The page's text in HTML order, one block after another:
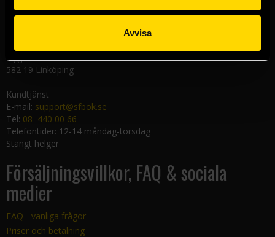
Avvisa
Södra Förstadsgatan 26
211 43 Malmö
Nygatan 20
582 19 Linköping
Kundtjänst
E-mail: support@sfbok.se
Tel: 08–440 00 66
Telefontider: 12-14 måndag-torsdag
Stängt helger
Försäljningsvillkor, FAQ & sociala
medier
FAQ - vanliga frågor
Priser och betalning